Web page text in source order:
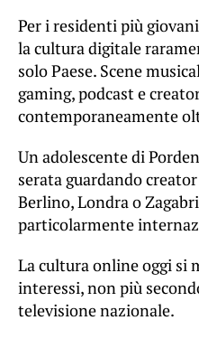
Per i residenti più
la cultura digitale
solo Paese. Scene
gaming, podcast e
contemporaneamente
Un adolescente di
serata guardando
Berlino, Londra o
particolarmente
La cultura online oggi si
interessi, non più
televisione nazionale.